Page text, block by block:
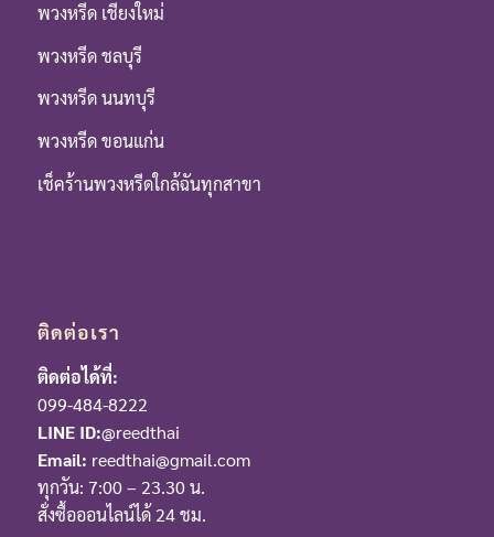
พวงหรีด เชียงใหม่
พวงหรีด ชลบุรี
พวงหรีด นนทบุรี
พวงหรีด ขอนแก่น
เช็คร้านพวงหรีดใกล้ฉันทุกสาขา
ติดต่อเรา
ติดต่อได้ที่:
099-484-8222
LINE ID:@reedthai
Email: reedthai@gmail.com
ทุกวัน: 7:00 – 23.30 น.
สั่งซื้อออนไลน์ได้ 24 ชม.